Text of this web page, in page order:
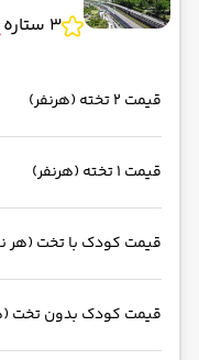
3 ستاره
قیمت 2 تخته (هرنفر)
قیمت 1 تخته (هرنفر)
قیمت کودک با تخت (هر
قیمت کودک بدون تخت